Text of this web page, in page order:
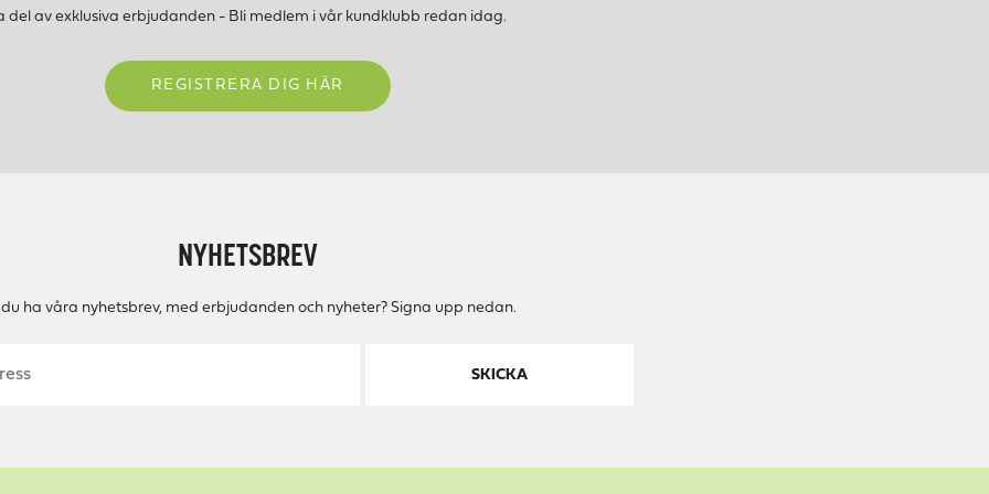
del av exklusiva erbjudanden - Bli medlem i vår kundklubb redan idag.
REGISTRERA DIG HÄR
NYHETSBREV
du ha våra nyhetsbrev, med erbjudanden och nyheter? Signa upp nedan.
SKICKA